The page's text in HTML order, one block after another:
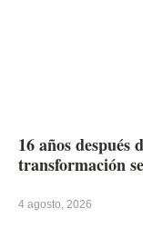
16 años
transformación
4 agosto, 2026